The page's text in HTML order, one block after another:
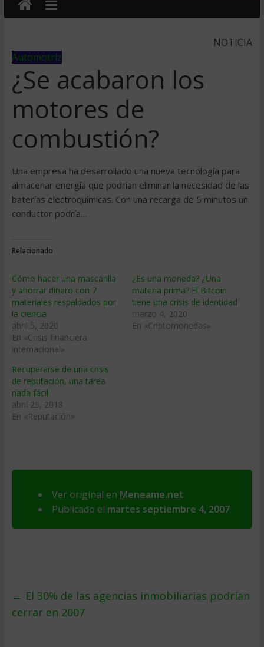
NOTICIA
Automotriz
¿Se acabaron los
motores de
combustión?
Una empresa ha desarrollado una nueva tecnologí­a para
almacenar energí­a que podrí­an eliminar la necesidad de las
baterí­as electroquí­micas. Con una recarga de 5 minutos un
conductor podrí­a…
Relacionado
Cómo hacer una mascarilla
y ahorrar dinero con 7
materiales respaldados por
la ciencia
abril 5, 2020
En «Crisis financiera
internacional»
¿Es una moneda? ¿Una
materia prima? El Bitcoin
tiene una crisis de identidad
marzo 4, 2020
En «Criptomonedas»
Recuperarse de una crisis
de reputación, una tarea
nada fácil
abril 25, 2018
En «Reputación»
Ver original en Meneame.net
Publicado el martes septiembre 4, 2007
← El 30% de las agencias inmobiliarias podrí­an
cerrar en 2007